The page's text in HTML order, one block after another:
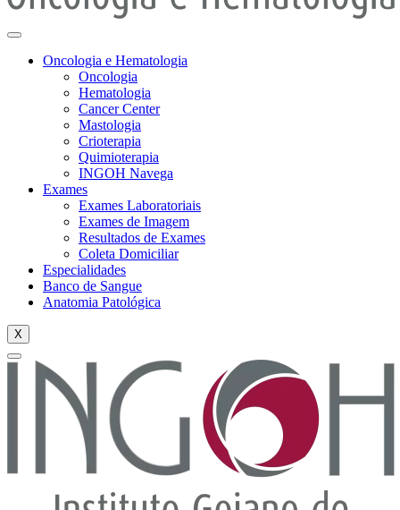
Oncologia e Hematologia
Oncologia
Hematologia
Cancer Center
Mastologia
Crioterapia
Quimioterapia
INGOH Navega
Exames
Exames Laboratoriais
Exames de Imagem
Resultados de Exames
Coleta Domiciliar
Especialidades
Banco de Sangue
Anatomia Patológica
X